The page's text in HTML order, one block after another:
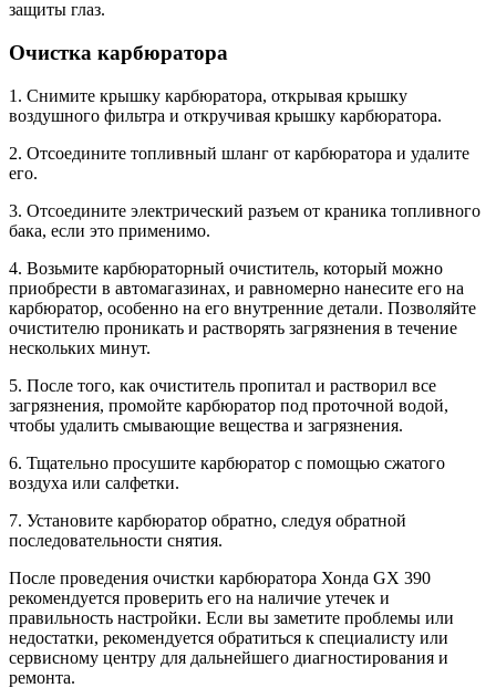
защиты глаз.
Очистка карбюратора
1. Снимите крышку карбюратора, открывая крышку
воздушного фильтра и откручивая крышку карбюратора.
2. Отсоедините топливный шланг от карбюратора и удалите
его.
3. Отсоедините электрический разъем от краника топливного
бака, если это применимо.
4. Возьмите карбюраторный очиститель, который можно
приобрести в автомагазинах, и равномерно нанесите его на
карбюратор, особенно на его внутренние детали. Позволяйте
очистителю проникать и растворять загрязнения в течение
нескольких минут.
5. После того, как очиститель пропитал и растворил все
загрязнения, промойте карбюратор под проточной водой,
чтобы удалить смывающие вещества и загрязнения.
6. Тщательно просушите карбюратор с помощью сжатого
воздуха или салфетки.
7. Установите карбюратор обратно, следуя обратной
последовательности снятия.
После проведения очистки карбюратора Хонда GX 390
рекомендуется проверить его на наличие утечек и
правильность настройки. Если вы заметите проблемы или
недостатки, рекомендуется обратиться к специалисту или
сервисному центру для дальнейшего диагностирования и
ремонта.